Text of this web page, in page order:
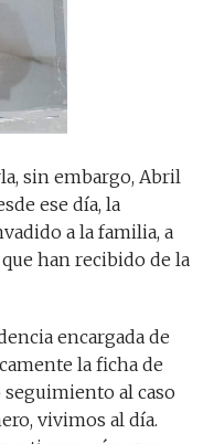
sin embargo, Abril
ese día, la
a la familia, a
han recibido de la
encargada de
la ficha de
al caso
vivimos al día.